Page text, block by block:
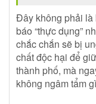
Đây không phải là
báo “thực dụng”
chắc chắn sẽ bị
chất độc hại để
thành phố, mà
không ngâm tẩm